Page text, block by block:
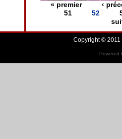
« premier
‹
51
52
Copyright © 2011
Powered